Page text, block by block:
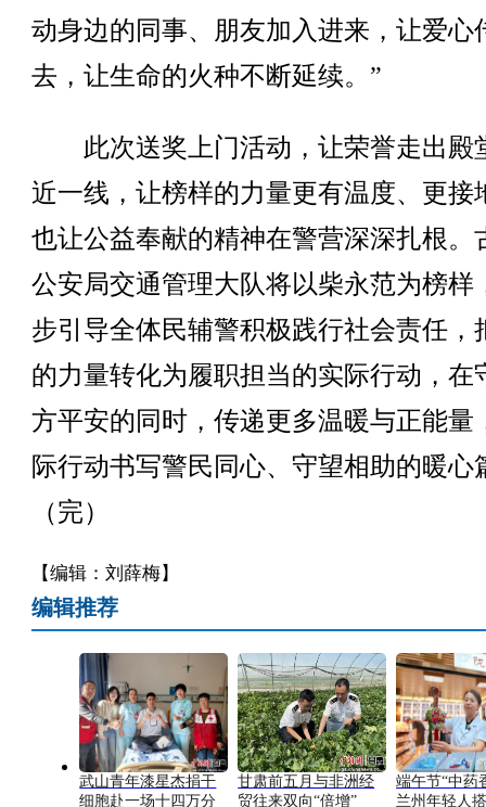
动身边的同事、朋友加入进来，让爱心
去，让生命的火种不断延续。”
此次送奖上门活动，让荣誉走出殿
近一线，让榜样的力量更有温度、更接
也让公益奉献的精神在警营深深扎根。
公安局交通管理大队将以柴永范为榜样
步引导全体民辅警积极践行社会责任，
的力量转化为履职担当的实际行动，在
方平安的同时，传递更多温暖与正能量
际行动书写警民同心、守望相助的暖心
（完）
【编辑：刘薛梅】
编辑推荐
武山青年漆星杰捐干
细胞赴一场十四万分
甘肃前五月与非洲经
贸往来双向“倍增”
端午节“中药
兰州年轻人